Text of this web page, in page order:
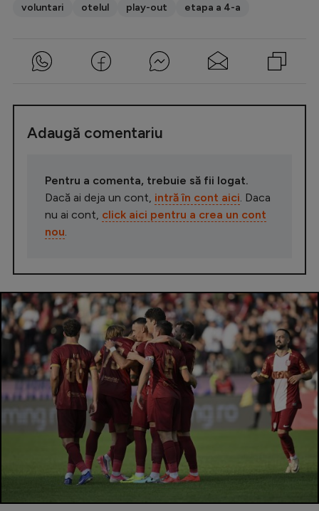
voluntari otelul play-out etapa a 4-a
Adaugă comentariu
Pentru a comenta, trebuie să fii logat.
Dacă ai deja un cont, intră în cont aici . Daca
nu ai cont, click aici pentru a crea un cont
nou